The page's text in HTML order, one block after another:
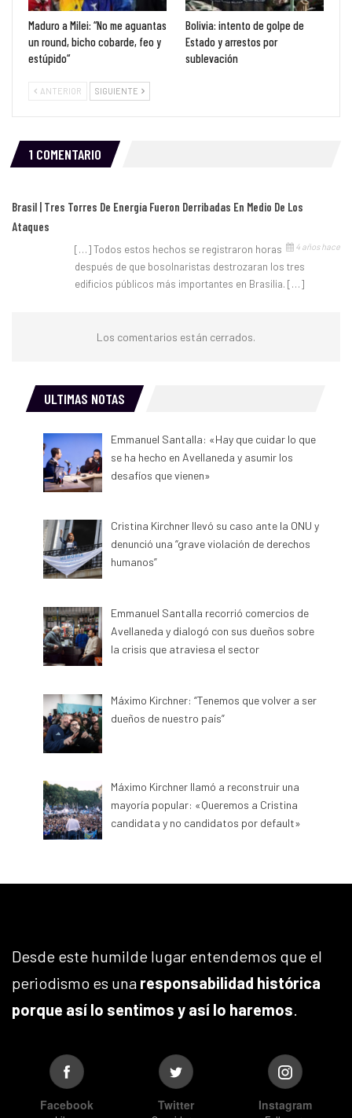
Maduro a Milei: “No me aguantas
un round, bicho cobarde, feo y
estúpido“
Bolivia: intento de golpe de
Estado y arrestos por
sublevación
ANTERIOR SIGUIENTE
1 COMENTARIO
Brasil | Tres Torres De Energía Fueron Derribadas En Medio De Los
Ataques
4 años hace
[…] Todos estos hechos se registraron horas
después de que bosolnaristas destrozaran los tres
edificios públicos más importantes en Brasilia. […]
Los comentarios están cerrados.
ULTIMAS NOTAS
Emmanuel Santalla: «Hay que cuidar lo que
se ha hecho en Avellaneda y asumir los
desafíos que vienen»
Cristina Kirchner llevó su caso ante la ONU y
denunció una “grave violación de derechos
humanos”
Emmanuel Santalla recorrió comercios de
Avellaneda y dialogó con sus dueños sobre
la crisis que atraviesa el sector
Máximo Kirchner: “Tenemos que volver a ser
dueños de nuestro país”
Máximo Kirchner llamó a reconstruir una
mayoría popular: «Queremos a Cristina
candidata y no candidatos por default»
Desde este humilde lugar entendemos que el
periodismo es una responsabilidad histórica
porque así lo sentimos y así lo haremos.
Facebook Twitter Instagram